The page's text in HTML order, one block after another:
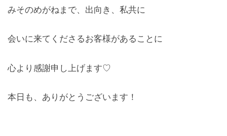
みそのめがねまで、出向き、私共に
会いに来てくださるお客様があることに
心より感謝申し上げます♡
本日も、ありがとうございます！